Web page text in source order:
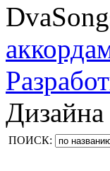
Дизайна
ПОИСК: